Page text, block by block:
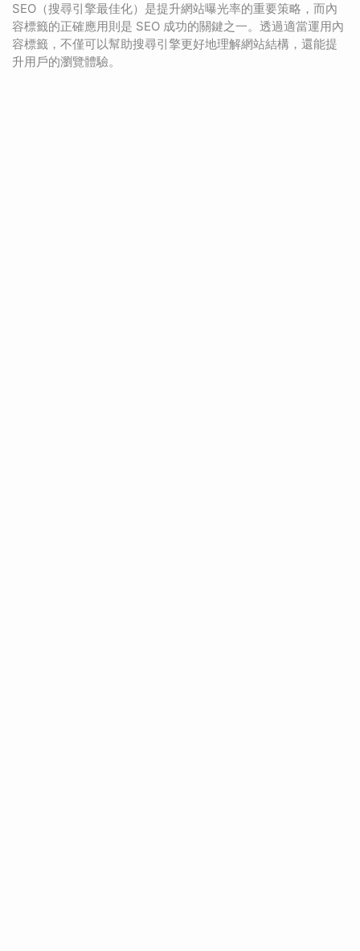
SEO（搜尋引擎最佳化）是提升網站曝光率的重要策略，而內
容標籤的正確應用則是 SEO 成功的關鍵之一。透過適當運用內
容標籤，不僅可以幫助搜尋引擎更好地理解網站結構，還能提
升用戶的瀏覽體驗。